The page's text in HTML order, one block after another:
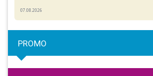
07.08.2026
PROMO